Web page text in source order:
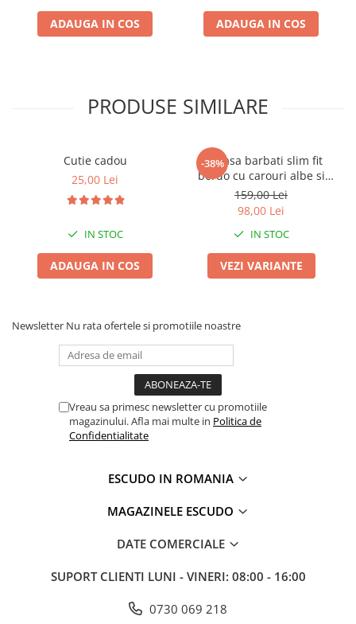
ADAUGA IN COS ADAUGA IN COS
PRODUSE SIMILARE
Cutie cadou
25,00 Lei
IN STOC
ADAUGA IN COS
-38%
Camasa barbati slim fit
bordo cu carouri albe si
bleumarin
159,00 Lei
98,00 Lei
IN STOC
VEZI VARIANTE
Newsletter Nu rata ofertele si promotiile noastre
Vreau sa primesc newsletter cu promotiile
magazinului. Afla mai multe in Politica de
Confidentialitate
ESCUDO IN ROMANIA
MAGAZINELE ESCUDO
DATE COMERCIALE
SUPORT CLIENTI LUNI - VINERI: 08:00 - 16:00
0730 069 218